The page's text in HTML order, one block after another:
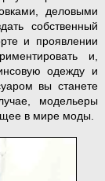
деловыми
собственный
и проявлении
и,
одежду и
вы станете
модельеры
в мире моды.